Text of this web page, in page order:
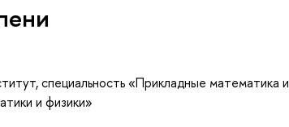
специальность «Прикладные математика и
и физики»